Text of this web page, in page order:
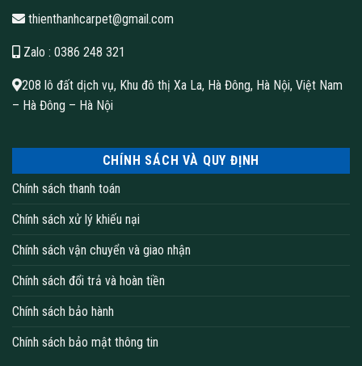
thienthanhcarpet@gmail.com
Zalo : 0386 248 321
208 lô đất dịch vụ, Khu đô thị Xa La, Hà Đông, Hà Nội, Việt Nam
– Hà Đông – Hà Nội
CHÍNH SÁCH VÀ QUY ĐỊNH
Chính sách thanh toán
Chính sách xử lý khiếu nại
Chính sách vận chuyển và giao nhận
Chính sách đổi trả và hoàn tiền
Chính sách bảo hành
Chính sách bảo mật thông tin